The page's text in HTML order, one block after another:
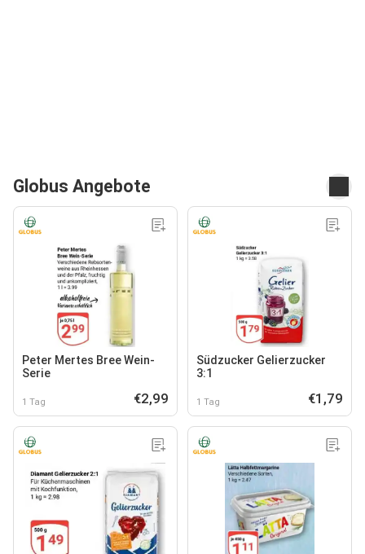
Globus Angebote
Peter Mertes Bree Wein-
Serie
1 Tag €2,99
Südzucker Gelierzucker
3:1
1 Tag €1,79